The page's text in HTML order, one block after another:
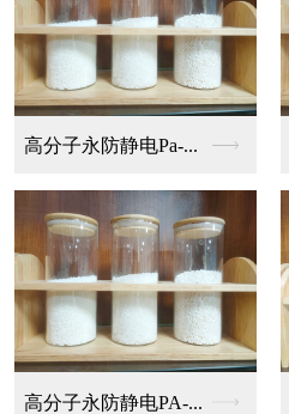
高分子永防静电Pa-...
高分子永防静电PA-...